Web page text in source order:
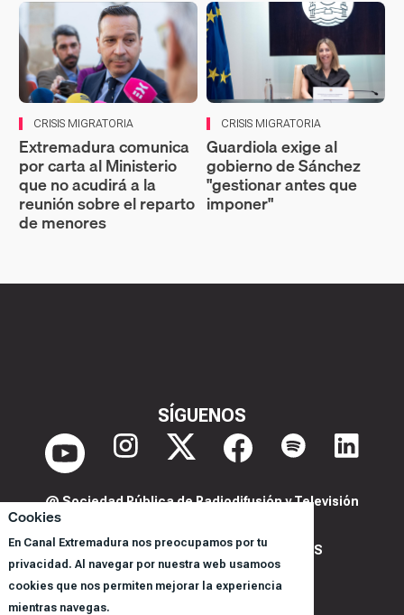
Cookies
En Canal Extremadura nos preocupamos por tu
privacidad. Al navegar por nuestra web usamoos
cookies que nos permiten mejorar la experiencia
mientras navegas.
CRISIS MIGRATORIA
Extremadura comunica
por carta al Ministerio
que no acudirá a la
reunión sobre el reparto
de menores
CRISIS MIGRATORIA
Guardiola exige al
gobierno de Sánchez
"gestionar antes que
imponer"
SÍGUENOS
@ Sociedad Pública de Radiodifusión y Televisión
POLITICA DE PRIVACIDAD Y COOKIES